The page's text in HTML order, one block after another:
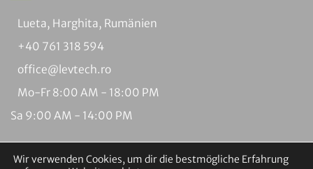
Lueta, Harghita, Rumänien
+40 761 318 594
office@levtech.ro
Mo-Fr 8:00 AM - 18:00 PM
Sa 9:00 AM - 14:00 PM
Wir verwenden Cookies, um dir die bestmögliche Erfahrung